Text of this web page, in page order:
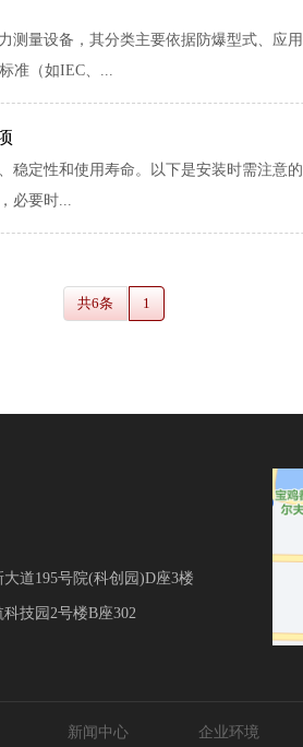
测量设备，其分类主要依据防爆型式、应
准（如IEC、...
稳定性和使用寿命。以下是安装时需注
必要时...
共6条 1
道195号院(科创园)D座3楼
技园2号楼B座302
新闻中心 企业环境